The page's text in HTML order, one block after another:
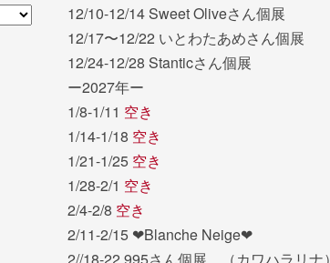
12/10-12/14 Sweet Oliveさん個展
12/17〜12/22 いとわたあめさん個展
12/24-12/28 Stanticさん個展
ー2027年ー
1/8-1/11 空き
1/14-1/18 空き
1/21-1/25 空き
1/28-2/1 空き
2/4-2/8 空き
2/11-2/15 ❤︎Blanche Neige❤︎